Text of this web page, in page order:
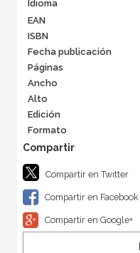
Idioma
EAN
ISBN
Fecha publicación
Páginas
Ancho
Alto
Edición
Formato
Compartir en Twitter
Compartir en Facebook
Compartir en Google+